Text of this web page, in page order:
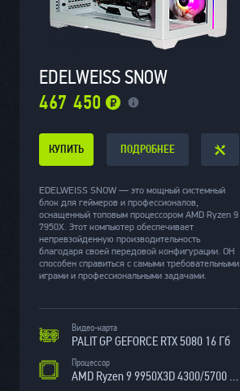
EDELWEISS SNOW
467 450
КУПИТЬ ПОДРОБНЕЕ
EDELWEISS SNOW — это мощный системный
блок для геймеров и профессионалов,
оснащенный топовым процессором AMD Ryzen 9
7950X. Этот компьютер обеспечивает
непревзойденную производительность
благодаря своей передовой конфигурации. ОН
способен справиться с самыми требовательными
играми и профессиональными задачами.
Видео-карта
PALIT GP GEFORCE RTX 5080 16 Гб
Процессор
AMD Ryzen 9 9950X3D 4300/5700 МГц